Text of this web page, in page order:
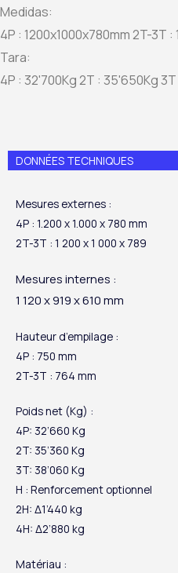
Medidas:
4P : 1200x1000x780mm 2T-3T
Tara:
4P : 32'700Kg 2T : 35'650Kg
DONNÉES TECHNIQUES
Mesures externes :
4P : 1.200 x 1.000 x 780 mm
2T-3T : 1 200 x 1 000 x 789
Mesures internes :
1 120 x 919 x 610 mm
Hauteur d’empilage :
4P : 750 mm
2T-3T : 764 mm
Poids net (Kg) :
4P: 32’660 Kg
2T: 35’360 Kg
3T: 38’060 Kg
H : Renforcement optionnel
2H: Δ1’440 kg
4H: Δ2’880 kg
Matériau :